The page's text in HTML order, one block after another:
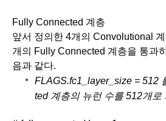
Fully Connected 계층
앞서 정의한 4개의 Convolutional
개의 Fully Connected 계층을 통과
음과 같다.
FLAGS.fc1_layer_size = 512
ted 계층의 뉴런 수를 512개로